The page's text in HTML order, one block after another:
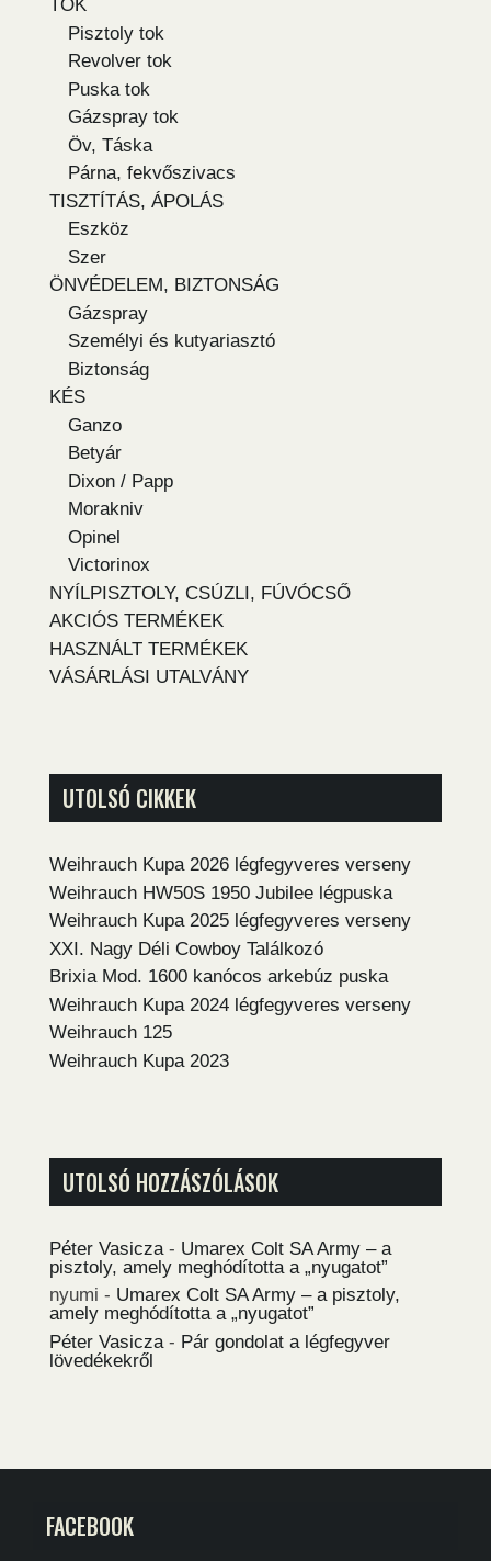
TOK
Pisztoly tok
Revolver tok
Puska tok
Gázspray tok
Öv, Táska
Párna, fekvőszivacs
TISZTÍTÁS, ÁPOLÁS
Eszköz
Szer
ÖNVÉDELEM, BIZTONSÁG
Gázspray
Személyi és kutyariasztó
Biztonság
KÉS
Ganzo
Betyár
Dixon / Papp
Morakniv
Opinel
Victorinox
NYÍLPISZTOLY, CSÚZLI, FÚVÓCSŐ
AKCIÓS TERMÉKEK
HASZNÁLT TERMÉKEK
VÁSÁRLÁSI UTALVÁNY
UTOLSÓ CIKKEK
Weihrauch Kupa 2026 légfegyveres verseny
Weihrauch HW50S 1950 Jubilee légpuska
Weihrauch Kupa 2025 légfegyveres verseny
XXI. Nagy Déli Cowboy Találkozó
Brixia Mod. 1600 kanócos arkebúz puska
Weihrauch Kupa 2024 légfegyveres verseny
Weihrauch 125
Weihrauch Kupa 2023
UTOLSÓ HOZZÁSZÓLÁSOK
Péter Vasicza - Umarex Colt SA Army – a
pisztoly, amely meghódította a „nyugatot”
nyumi - Umarex Colt SA Army – a pisztoly,
amely meghódította a „nyugatot”
Péter Vasicza - Pár gondolat a légfegyver
lövedékekről
FACEBOOK